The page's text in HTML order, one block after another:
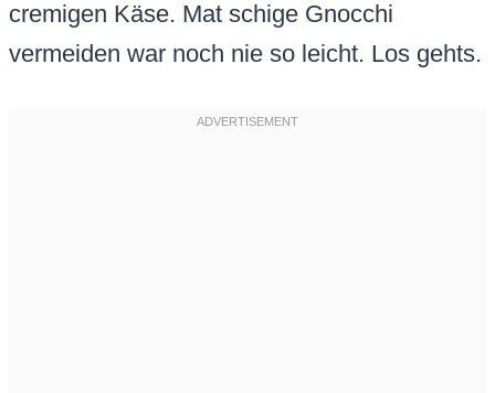
cremigen Käse. Mat schige Gnocchi
vermeiden war noch nie so leicht. Los gehts.